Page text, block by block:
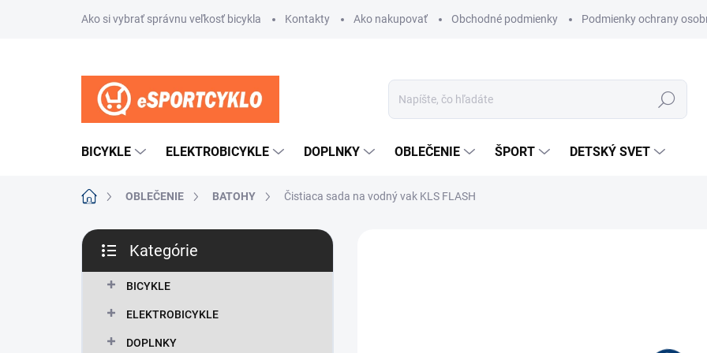
Ako si vybrať správnu veľkosť bicykla Kontakty Ako nakupovať Obchodné podmienky Podmienky ochrany
Hľadať
BICYKLE ELEKTROBICYKLE DOPLNKY OBLEČENIE ŠPORT DETSKÝ SVET
DomovOBLEČENIE BATOHY Čistiaca sada na vodný vak KLS FLASH
B
č
kategórie
Kategórie
BICYKLE
ELEKTROBICYKLE
DOPLNKY